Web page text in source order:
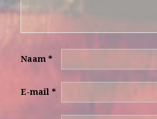
Naam *
E-mail *